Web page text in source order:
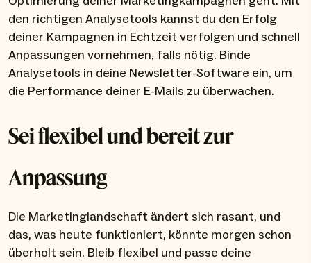
den richtigen Analysetools kannst du den Erfolg
deiner Kampagnen in Echtzeit verfolgen und schnell
Anpassungen vornehmen, falls nötig. Binde
Analysetools in deine Newsletter-Software ein, um
die Performance deiner E-Mails zu überwachen.
Sei flexibel und bereit zur
Anpassung
Die Marketinglandschaft ändert sich rasant, und
das, was heute funktioniert, könnte morgen schon
überholt sein. Bleib flexibel und passe deine